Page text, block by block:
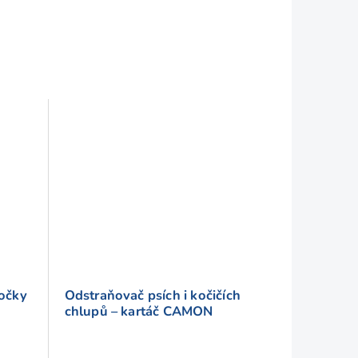
Odstraňovač psích i kočičích
chlupů – kartáč CAMON